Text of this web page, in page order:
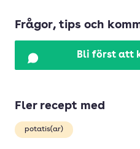
Frågor, tips och
Bli först att
Fler recept med
potatis(ar)